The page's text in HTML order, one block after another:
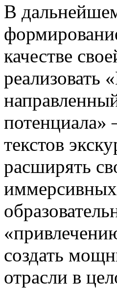
В
качестве
реализовать
потенциала»
текстов
расширять
создать
отрасли в